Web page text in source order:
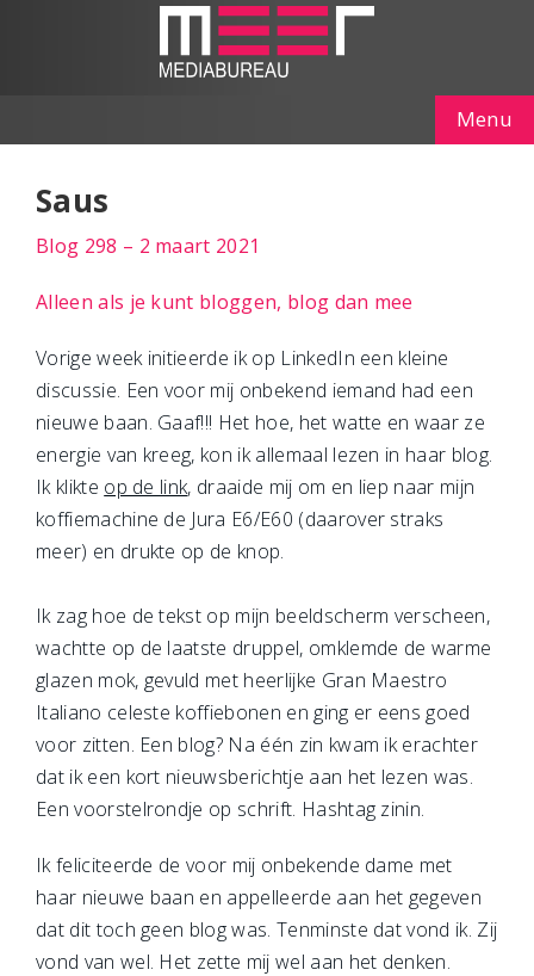
Menu
Saus
Blog 298 – 2 maart 2021
Alleen als je kunt bloggen, blog dan mee
Vorige week initieerde ik op LinkedIn een kleine
discussie. Een voor mij onbekend iemand had een
nieuwe baan. Gaaf!!! Het hoe, het watte en waar ze
energie van kreeg, kon ik allemaal lezen in haar blog.
Ik klikte op de link, draaide mij om en liep naar mijn
koffiemachine de Jura E6/E60 (daarover straks
meer) en drukte op de knop.
Ik zag hoe de tekst op mijn beeldscherm verscheen,
wachtte op de laatste druppel, omklemde de warme
glazen mok, gevuld met heerlijke Gran Maestro
Italiano celeste koffiebonen en ging er eens goed
voor zitten. Een blog? Na één zin kwam ik erachter
dat ik een kort nieuwsberichtje aan het lezen was.
Een voorstelrondje op schrift. Hashtag zinin.
Ik feliciteerde de voor mij onbekende dame met
haar nieuwe baan en appelleerde aan het gegeven
dat dit toch geen blog was. Tenminste dat vond ik. Zij
vond van wel. Het zette mij wel aan het denken.